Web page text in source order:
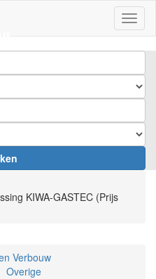
KIWA-GASTEC (Prijs
Verbouw
Overige